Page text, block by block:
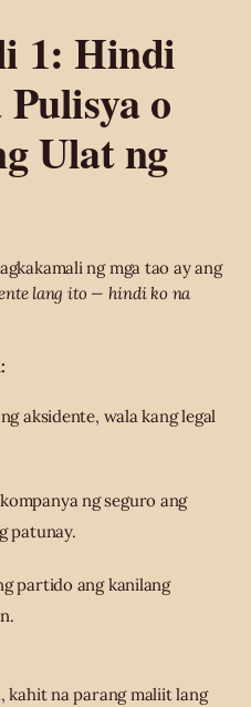
1: Hindi
Pulisya o
Ulat ng
ng mga tao ay ang
lang ito — hindi ko na
aksidente, wala kang legal
ng seguro ang
patunay.
partido ang kanilang
kahit na parang maliit lang